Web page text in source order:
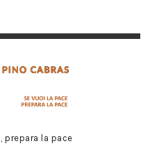
prepara la pace